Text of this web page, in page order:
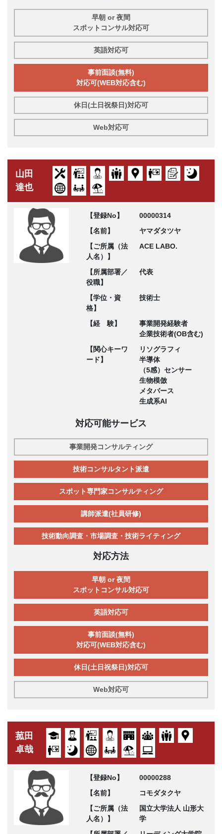
早朝 or 夜間
スポットコンサル対応可
英語対応可
事前面談(無料)
対応可(WEB対応含む)
休日(土日祝祭日)対応可
Web対応可
山田
達也
【登録No】
00000314
【名前】
ヤマダタツヤ
【ご所属（法
人名）】
ACE LABO.
【所属部署／
役職】
代表
【学位・資
格】
技術士
【経 験】
事業開発経験者
企業技術者(OB含む)
【関心キーワ
ード】
リソグラフィ
半導体
（5感）センサー
生物模倣
メタバース
生成系AI
対応可能サービス
事業開発コンサルティング
技術コンサルタント派遣
スポット専門家コンサルティング
講師派遣(社員研修)
技術動向調査・市場調査・技術ライティング
対応方法
早朝 or 夜間
スポットコンサル対応可
英語対応可
事前面談(無料)
対応可(WEB対応含む)
休日(土日祝祭日)対応可
Web対応可
菰田
卓哉
【登録No】
00000288
【名前】
コモダタクヤ
【ご所属（法
人名）】
国立大学法人 山形大
学